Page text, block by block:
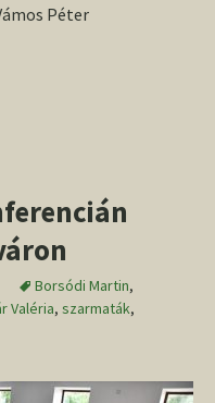
Péter
a Debreceni Egyetemen
Borsódi Martin,
Valéria, szarmaták,